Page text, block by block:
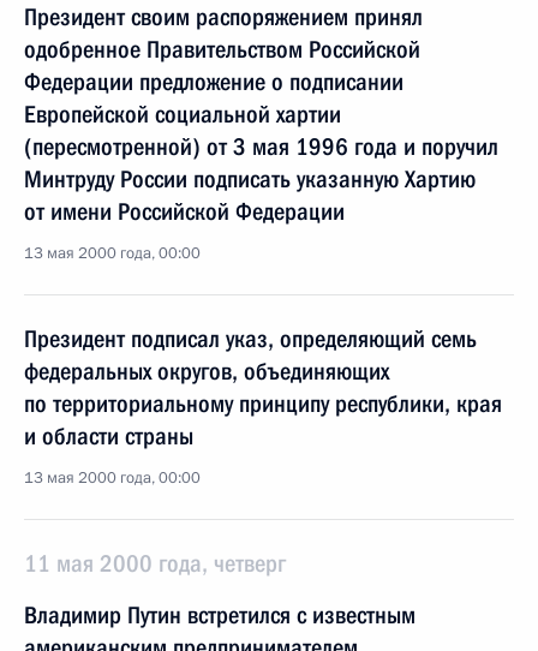
Президент своим распоряжением принял
одобренное Правительством Российской
Федерации предложение о подписании
Европейской социальной хартии
(пересмотренной) от 3 мая 1996 года и поручил
Минтруду России подписать указанную Хартию
от имени Российской Федерации
13 мая 2000 года, 00:00
Президент подписал указ, определяющий семь
федеральных округов, объединяющих
по территориальному принципу республики, края
и области страны
13 мая 2000 года, 00:00
11 мая 2000 года, четверг
Владимир Путин встретился с известным